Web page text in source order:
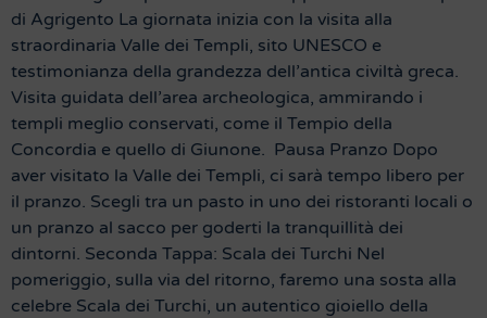
di Agrigento La giornata inizia con la visita alla
straordinaria Valle dei Templi, sito UNESCO e
testimonianza della grandezza dell’antica civiltà greca.
Visita guidata dell’area archeologica, ammirando i
templi meglio conservati, come il Tempio della
Concordia e quello di Giunone. Pausa Pranzo Dopo
aver visitato la Valle dei Templi, ci sarà tempo libero per
il pranzo. Scegli tra un pasto in uno dei ristoranti locali o
un pranzo al sacco per goderti la tranquillità dei
dintorni. Seconda Tappa: Scala dei Turchi Nel
pomeriggio, sulla via del ritorno, faremo una sosta alla
celebre Scala dei Turchi, un autentico gioiello della